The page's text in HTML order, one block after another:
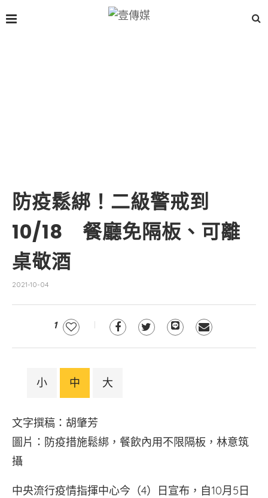
防疫鬆綁！二級警戒到
10/18 餐廳免隔板、可離
桌敬酒
2021-10-04
1
小 中 大
文字撰稿：胡肇芳
圖片：防疫措施鬆綁，餐飲內用不限隔板，林意筑
攝
中央流行疫情指揮中心今（4）日宣布，自10月5日